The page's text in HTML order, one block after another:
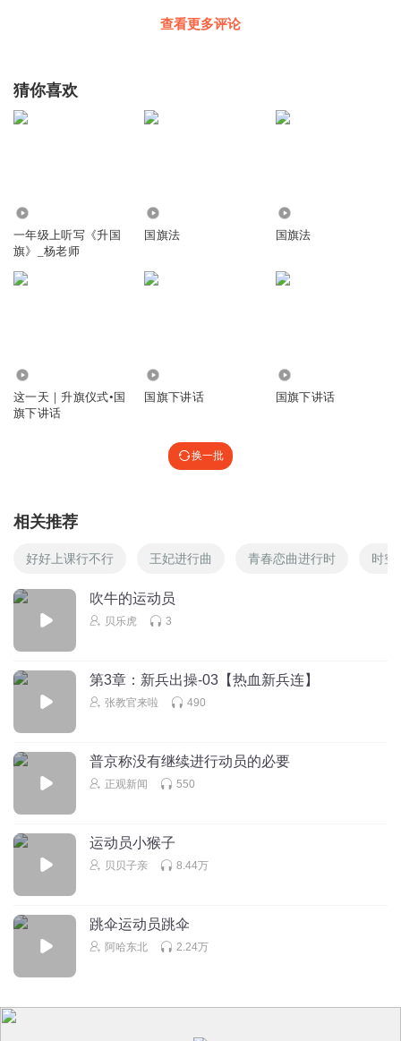
查看更多评论
猜你喜欢
一年级上听写《升国
旗》_杨老师
国旗法 国旗法
这一天｜升旗仪式•国
旗下讲话
国旗下讲话 国旗下讲话
换一批
相关推荐
好好上课行不行 王妃进行曲 青春恋曲进行时 时空
吹牛的运动员
贝乐虎 3
第3章：新兵出操-03【热血新兵连】
张教官来啦 490
普京称没有继续进行动员的必要
正观新闻 550
运动员小猴子
贝贝子亲 8.44万
跳伞运动员跳伞
阿哈东北 2.24万